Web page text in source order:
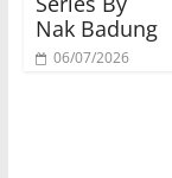
Nak Badung
06/07/2026